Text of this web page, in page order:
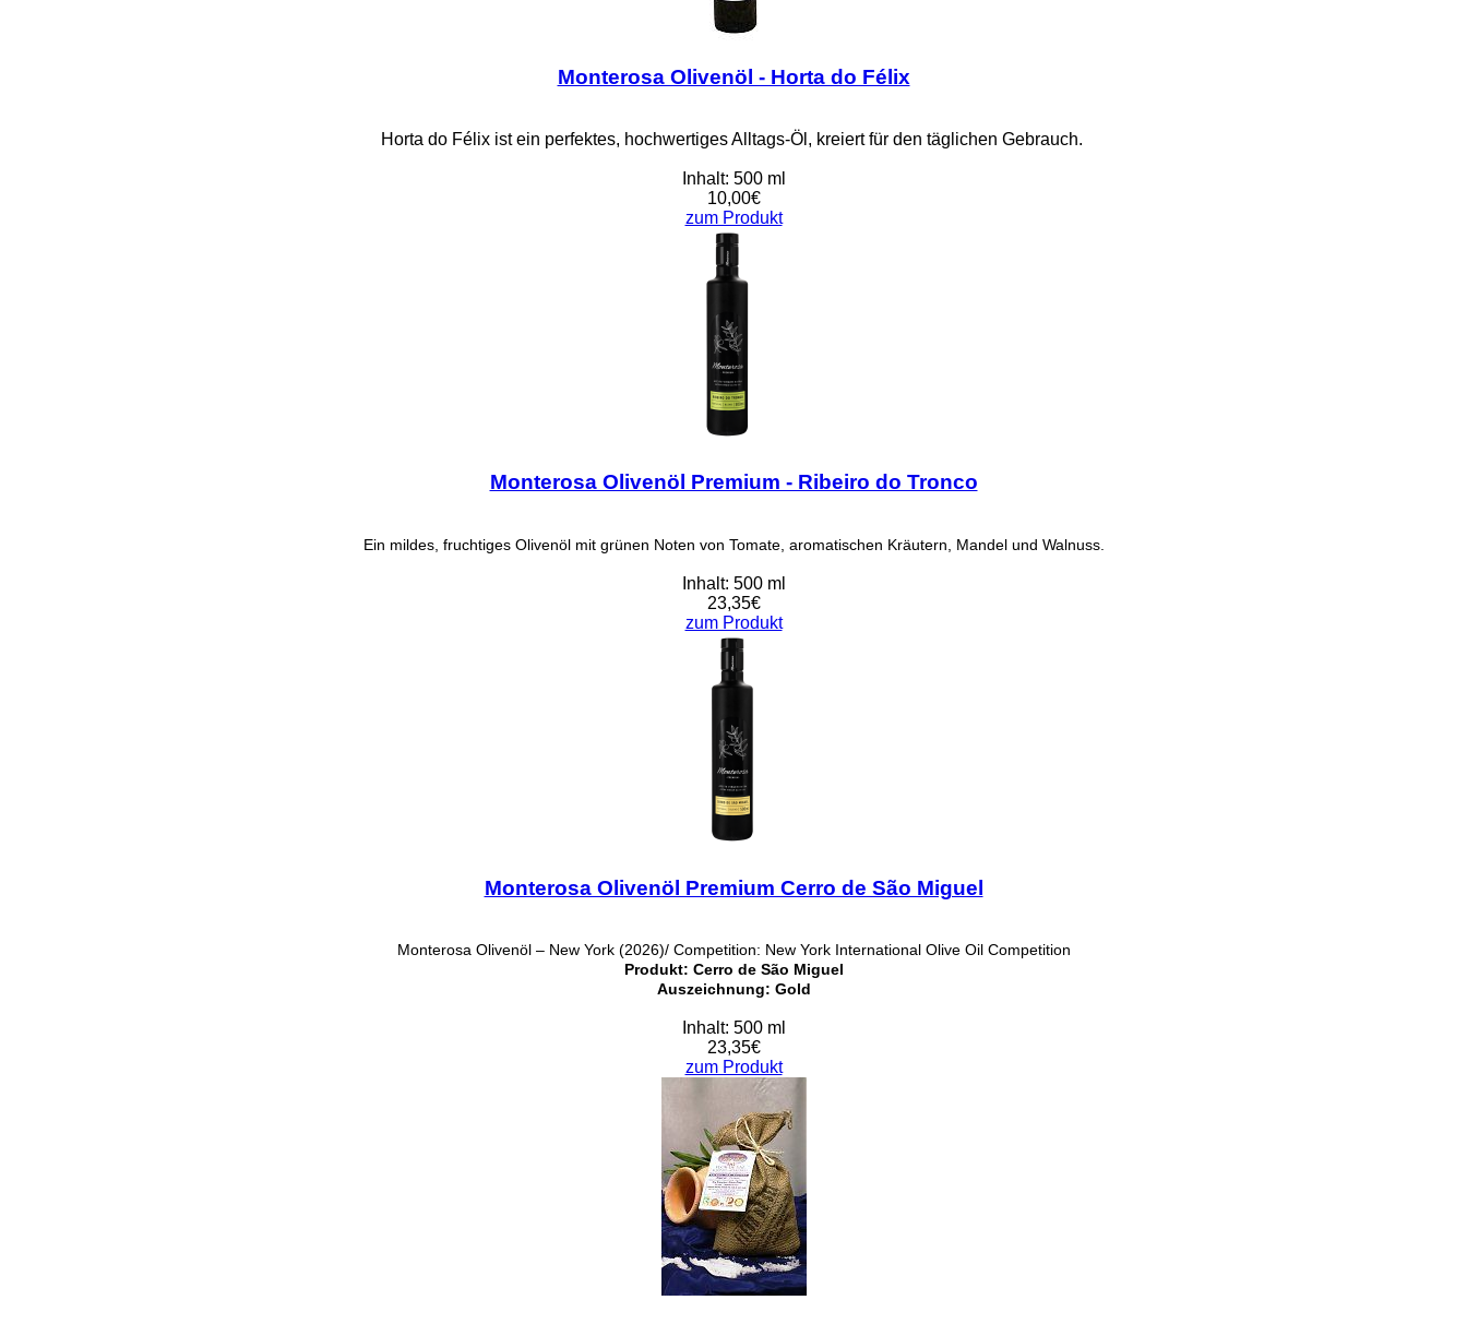
Monterosa Olivenöl - Horta do Félix
Horta do Félix ist ein perfektes, hochwertiges Alltags-Öl, kreiert für den täglichen Gebrauch.
Inhalt: 500 ml
10,00€
zum Produkt
Monterosa Olivenöl Premium - Ribeiro do Tronco
Ein mildes, fruchtiges Olivenöl mit grünen Noten von Tomate, aromatischen Kräutern, Mandel und Walnuss.
Inhalt: 500 ml
23,35€
zum Produkt
Monterosa Olivenöl Premium Cerro de São Miguel
Monterosa Olivenöl – New York (2026)/ Competition: New York International Olive Oil Competition
Produkt: Cerro de São Miguel
Auszeichnung: Gold
Inhalt: 500 ml
23,35€
zum Produkt